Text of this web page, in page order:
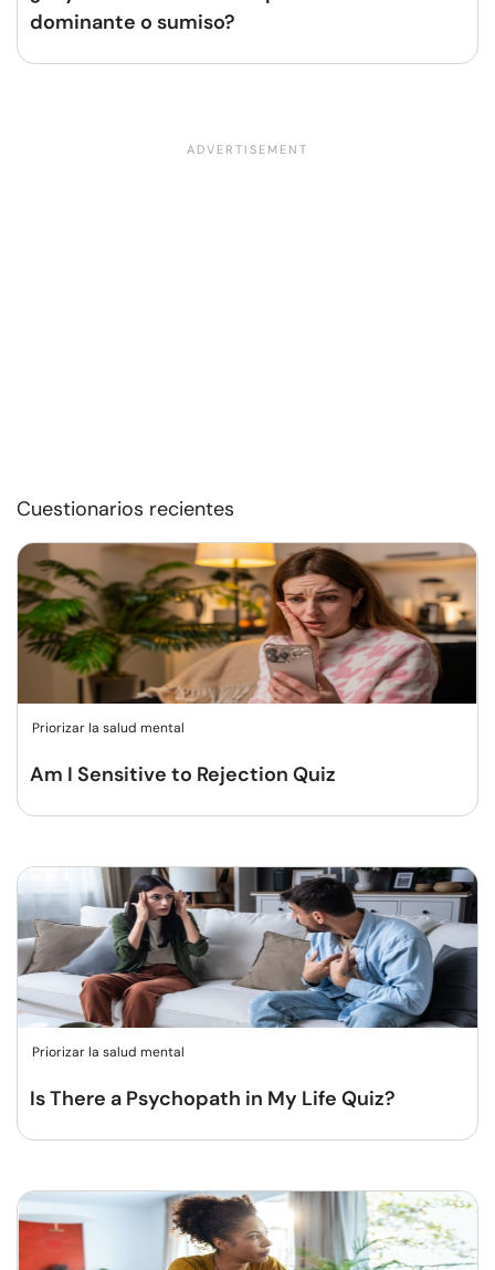
dominante o sumiso?
Cuestionarios recientes
Priorizar la salud mental
Am I Sensitive to Rejection Quiz
Priorizar la salud mental
Is There a Psychopath in My Life Quiz?